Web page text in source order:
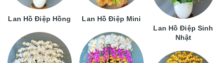
Lan Hồ Điệp Hồng Lan Hồ Điệp Mini
Lan Hồ Điệp Sinh
Nhật